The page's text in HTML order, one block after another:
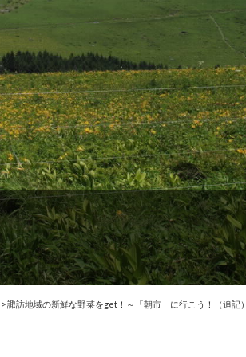
>諏訪地域の新鮮な野菜をget！～「朝市」に行こう！（追記